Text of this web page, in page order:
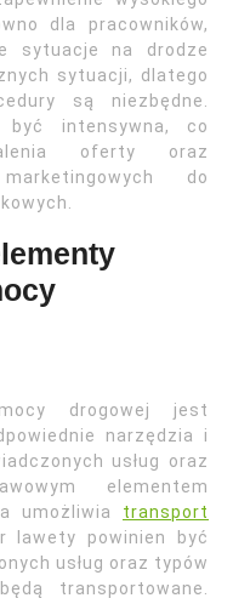
dla pracowników,
sytuacje na drodze
sytuacji, dlatego
są niezbędne.
być intensywna, co
oferty oraz
do
drogowej jest
narzędzia i
usług oraz
elementem
umożliwia transport
lawety powinien być
usług oraz typów
transportowane.